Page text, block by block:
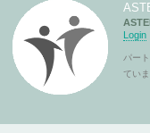
Login
パー
ていま